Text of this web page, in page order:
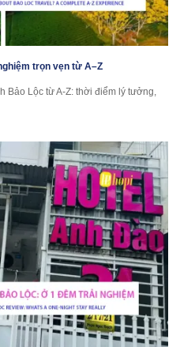
trọn vẹn từ A–Z
Bảo Lộc từ A-Z: thời điểm lý tưởng,